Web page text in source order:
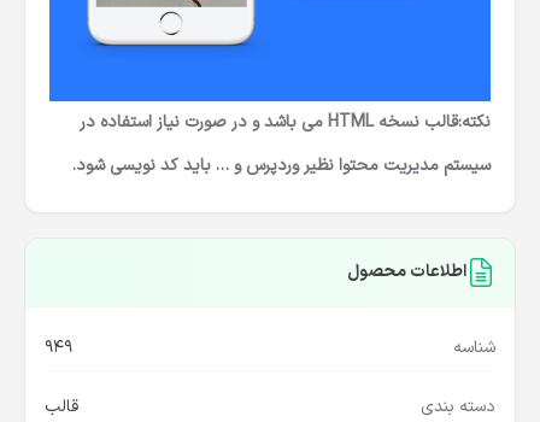
نکته:قالب نسخه HTML می باشد و در صورت نیاز استفاده در
سیستم مدیریت محتوا نظیر وردپرس و … باید کد نویسی شود.
اطلاعات محصول
شناسه 949
دسته بندی قالب